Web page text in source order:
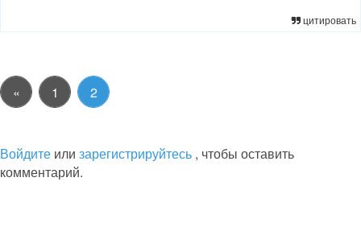
цитировать
« 1 2
Войдите или зарегистрируйтесь , чтобы оставить
комментарий.